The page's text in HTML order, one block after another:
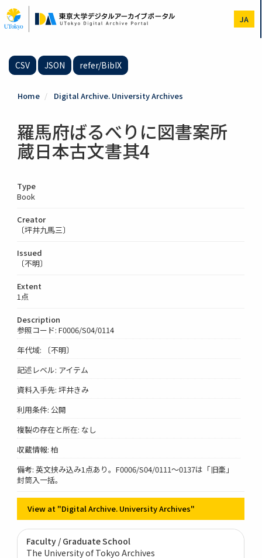
to
main
JA
CSV JSON refer/BibIX
Home Digital Archive. University Archives
羅馬府ばるべりに図書案所
蔵日本古文書其4
Type
Book
Creator
〔坪井九馬三〕
Issued
〔不明〕
Extent
1点
Description
参照コード: F0006/S04/0114
年代域: 〔不明〕
記述レベル: アイテム
資料入手先: 坪井きみ
利用条件: 公開
複製の存在と所在: なし
収蔵情報: 柏
備考: 英文挟み込み1点あり。F0006/S04/0111～0137は「旧稾」
封筒入一括。
View at "Digital Archive. University Archives"
Faculty / Graduate School
The University of Tokyo Archives